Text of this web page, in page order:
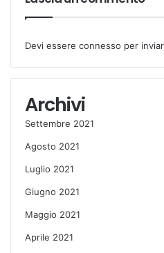
Devi essere connesso per
Archivi
Settembre 2021
Agosto 2021
Luglio 2021
Giugno 2021
Maggio 2021
Aprile 2021